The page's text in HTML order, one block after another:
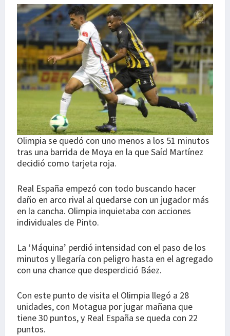
Olimpia se quedó con uno menos a los 51 minutos
tras una barrida de Moya en la que Saíd Martínez
decidió como tarjeta roja.
Real España empezó con todo buscando hacer
daño en arco rival al quedarse con un jugador más
en la cancha. Olimpia inquietaba con acciones
individuales de Pinto.
La ‘Máquina’ perdió intensidad con el paso de los
minutos y llegaría con peligro hasta en el agregado
con una chance que desperdició Báez.
Con este punto de visita el Olimpia llegó a 28
unidades, con Motagua por jugar mañana que
tiene 30 puntos, y Real España se queda con 22
puntos.